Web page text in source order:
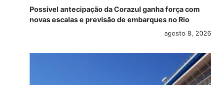
Possível antecipação da Corazul ganha força com
novas escalas e previsão de embarques no Rio
agosto 8, 2026